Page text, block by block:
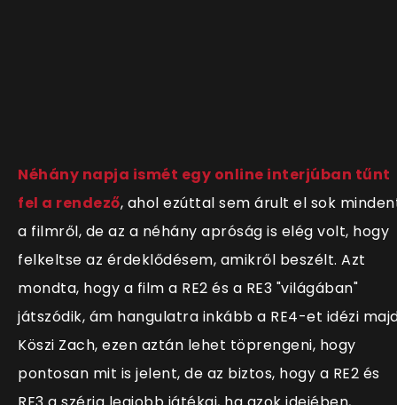
Néhány napja ismét egy online interjúban tűnt
fel a rendező, ahol ezúttal sem árult el sok
a filmről, de az a néhány apróság is elég volt, hogy
felkeltse az érdeklődésem, amikről beszélt. Azt
mondta, hogy a film a RE2 és a RE3 "világában"
játszódik, ám hangulatra inkább a RE4-et idézi
Köszi Zach, ezen aztán lehet töprengeni, hogy
pontosan mit is jelent, de az biztos, hogy a RE2 és